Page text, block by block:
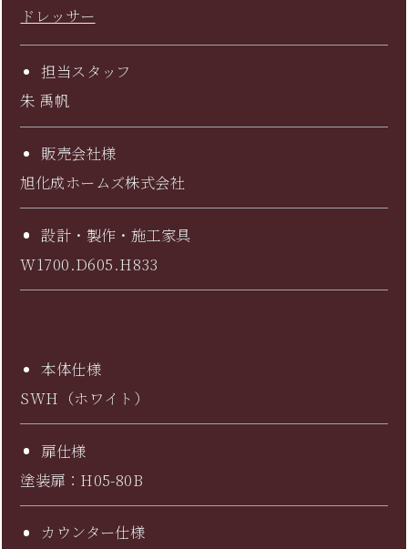
ドレッサー
担当スタッフ
朱 禹帆
販売会社様
旭化成ホームズ株式会社
設計・製作・施工家具
W1700.D605.H833
本体仕様
SWH（ホワイト）
扉仕様
塗装扉：H05-80B
カウンター仕様